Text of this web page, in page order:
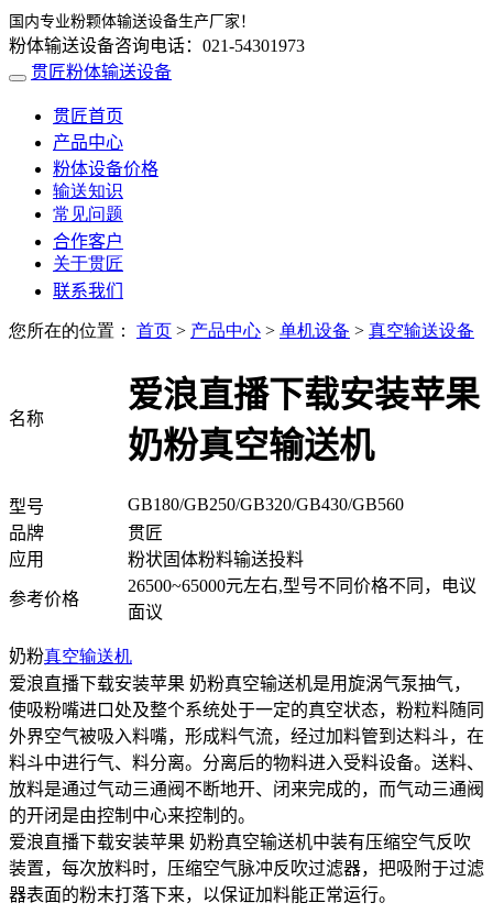
国内专业粉颗体输送设备生产厂家！
粉体输送设备咨询电话：021-54301973
贯匠粉体输送设备
贯匠首页
产品中心
粉体设备价格
输送知识
常见问题
合作客户
关于贯匠
联系我们
您所在的位置： 首页 > 产品中心 > 单机设备 > 真空输送设备
名称
爱浪直播下载安装苹果
奶粉真空输送机
型号
GB180/GB250/GB320/GB430/GB560
品牌
贯匠
应用
粉状固体粉料输送投料
参考价格
26500~65000元左右,型号不同价格不同，电议
面议
奶粉真空输送机
爱浪直播下载安装苹果 奶粉真空输送机是用旋涡气泵抽气，
使吸粉嘴进口处及整个系统处于一定的真空状态，粉粒料随同
外界空气被吸入料嘴，形成料气流，经过加料管到达料斗，在
料斗中进行气、料分离。分离后的物料进入受料设备。送料、
放料是通过气动三通阀不断地开、闭来完成的，而气动三通阀
的开闭是由控制中心来控制的。
爱浪直播下载安装苹果 奶粉真空输送机中装有压缩空气反吹
装置，每次放料时，压缩空气脉冲反吹过滤器，把吸附于过滤
器表面的粉末打落下来，以保证加料能正常运行。